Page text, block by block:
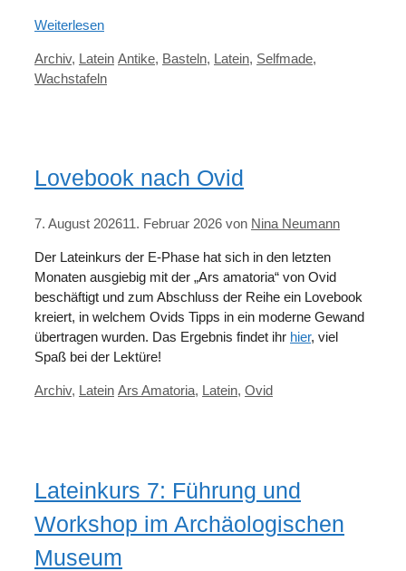
Weiterlesen
Kategorien
Archiv, Latein Schlagwörter
Antike, Basteln, Latein, Selfmade,
Wachstafeln
Lovebook nach Ovid
7. August 202611. Februar 2026 von Nina Neumann
Der Lateinkurs der E-Phase hat sich in den letzten
Monaten ausgiebig mit der „Ars amatoria“ von Ovid
beschäftigt und zum Abschluss der Reihe ein Lovebook
kreiert, in welchem Ovids Tipps in ein moderne Gewand
übertragen wurden. Das Ergebnis findet ihr hier, viel
Spaß bei der Lektüre!
Kategorien
Archiv, Latein Schlagwörter
Ars Amatoria, Latein, Ovid
Lateinkurs 7: Führung und
Workshop im Archäologischen
Museum